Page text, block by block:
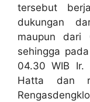
tersebut
dukungan
maupun dari
sehingga
04.30 WIB Ir.
Hatta dan